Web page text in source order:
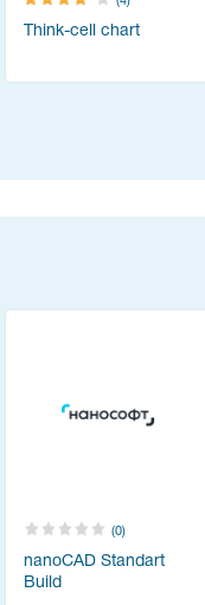
Think-cell chart
(0)
nanoCAD Standart
Build